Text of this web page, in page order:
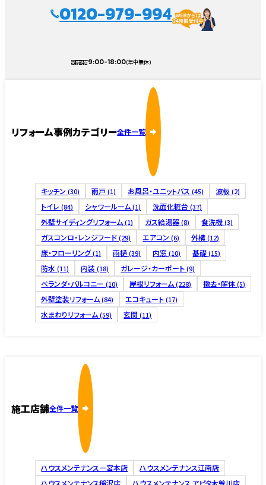
0120-979-994
受付時間9:00-18:00(年中無休)
リフォーム事例カテゴリー全件一覧
キッチン(30) 雨戸(1) お風呂・ユニットバス(45) 波板(2)
トイレ(84) シャワールーム(1) 洗面化粧台(37)
外壁サイディングリフォーム(1) ガス給湯器(8) 食洗機(3)
ガスコンロ・レンジフード(29) エアコン(6) 外構(12)
床・フローリング(1) 雨樋(39) 内窓(10) 基礎(15)
防水(11) 内装(18) ガレージ・カーポート(9)
ベランダ・バルコニー(10) 屋根リフォーム(228) 撤去・解体(5)
外壁塗装リフォーム(84) エコキュート(17)
水まわりリフォーム(59) 玄関(11)
施工店舗全件一覧
ハウスメンテナンス一宮本店
ハウスメンテナンス江南店
ハウスメンテナンス稲沢店
ハウスメンテナンス アピタ木曽川店